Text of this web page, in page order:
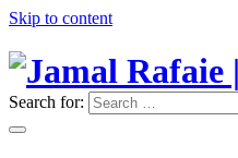
Skip to content
Jamal Rafaie |
"Memimpin Pemikiran"
Search for: